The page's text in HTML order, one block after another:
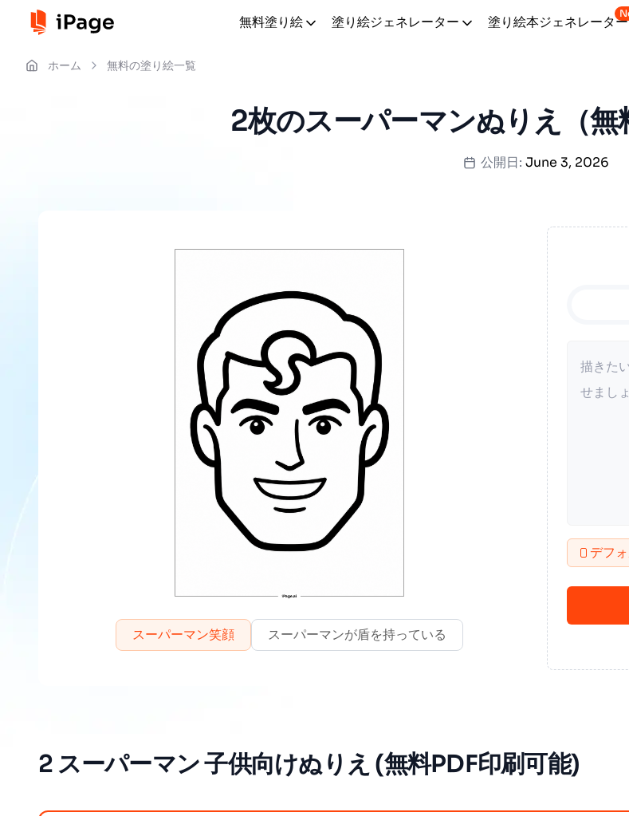
無料塗り絵 塗り絵ジェネレーター 塗り絵本ジェネレーター
ホーム 無料の塗り絵一覧
2枚のスーパーマンぬりえ（無
公開日: June 3, 2026
スーパーマン笑顔 スーパーマンが盾を持っている
デフ
2 スーパーマン 子供向けぬりえ (無料PDF印刷可能)